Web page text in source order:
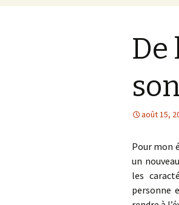
août 15,
Pour mon
un
les
personne